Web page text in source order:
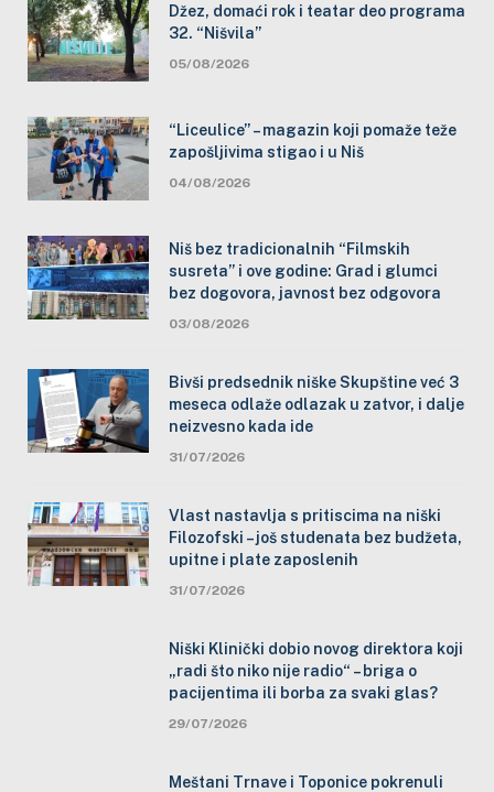
Džez, domaći rok i teatar deo programa
32. “Nišvila”
05/08/2026
“Liceulice” – magazin koji pomaže teže
zapošljivima stigao i u Niš
04/08/2026
Niš bez tradicionalnih “Filmskih
susreta” i ove godine: Grad i glumci
bez dogovora, javnost bez odgovora
03/08/2026
Bivši predsednik niške Skupštine već 3
meseca odlaže odlazak u zatvor, i dalje
neizvesno kada ide
31/07/2026
Vlast nastavlja s pritiscima na niški
Filozofski – još studenata bez budžeta,
upitne i plate zaposlenih
31/07/2026
Niški Klinički dobio novog direktora koji
„radi što niko nije radio“ – briga o
pacijentima ili borba za svaki glas?
29/07/2026
Meštani Trnave i Toponice pokrenuli